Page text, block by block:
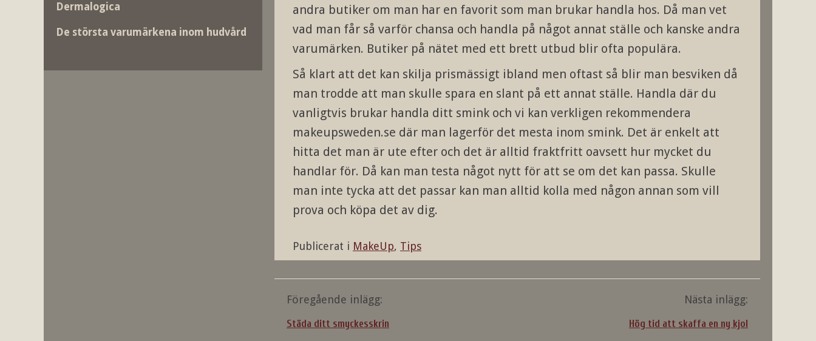
andra butiker om man har en favorit som man brukar handla hos. Då man vet
vad man får så varför chansa och handla på något annat ställe och kanske andra
varumärken. Butiker på nätet med ett brett utbud blir ofta populära.
Så klart att det kan skilja prismässigt ibland men oftast så blir man besviken då
man trodde att man skulle spara en slant på ett annat ställe. Handla där du
vanligtvis brukar handla ditt smink och vi kan verkligen rekommendera
makeupsweden.se där man lagerför det mesta inom smink. Det är enkelt att
hitta det man är ute efter och det är alltid fraktfritt oavsett hur mycket du
handlar för. Då kan man testa något nytt för att se om det kan passa. Skulle
man inte tycka att det passar kan man alltid kolla med någon annan som vill
prova och köpa det av dig.
Publicerat i MakeUp, Tips
Inläggsnavigering
Föregående inlägg:
Städa ditt smyckesskrin
Nästa inlägg:
Hög tid att skaffa en ny kjol
Dermalogica
De största varumärkena inom hudvård